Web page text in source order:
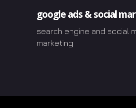
google ads & social
search engine and social
marketing